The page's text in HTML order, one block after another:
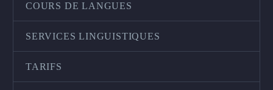
COURS DE LANGUES
SERVICES LINGUISTIQUES
TARIFS